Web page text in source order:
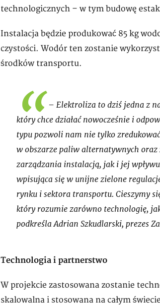
technologicznych – w tym budowę
Instalacja będzie produkować 85 kg
czystości. Wodór ten zostanie
środków transportu.
– Elektroliza to dziś jedna z
który chce działać nowocześnie i
typu pozwoli nam nie tylko
w obszarze paliw alternatywnych oraz
zarządzania instalacją, jak i jej
wpisująca się w unijne zielone
rynku i sektora transportu. Cieszymy
który rozumie zarówno technologię,
podkreśla Adrian Szkudlarski, prezes
Technologia i partnerstwo
W projekcie zastosowana zostanie
skalowalna i stosowana na całym